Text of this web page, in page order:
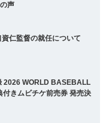
声
仁監督の就任について
2026 WORLD BASEBALL
きムビチケ前売券 発売決